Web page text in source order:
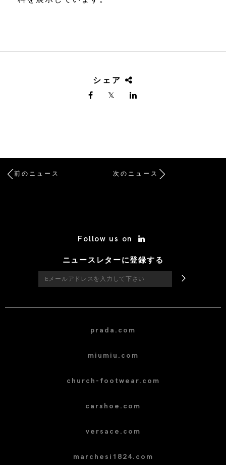
シェア
前のニュース 次のニュース
Follow us on
ニュースレターに登録する
prada.com
miumiu.com
church-footwear.com
carshoe.com
versace.com
marchesi1824.com